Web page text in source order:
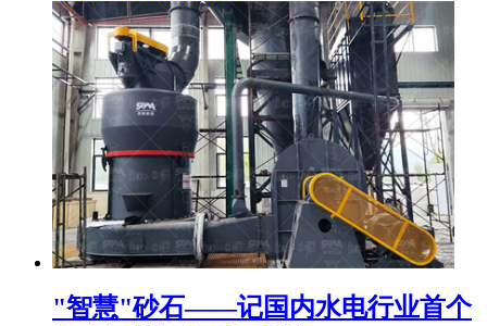
"智慧"砂石——记国内水电行业首个